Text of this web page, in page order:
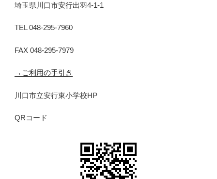
埼玉県川口市安行出羽4-1-1
TEL 048-295-7960
FAX 048-295-7979
→ご利用の手引き
川口市立安行東小学校HP
QRコード